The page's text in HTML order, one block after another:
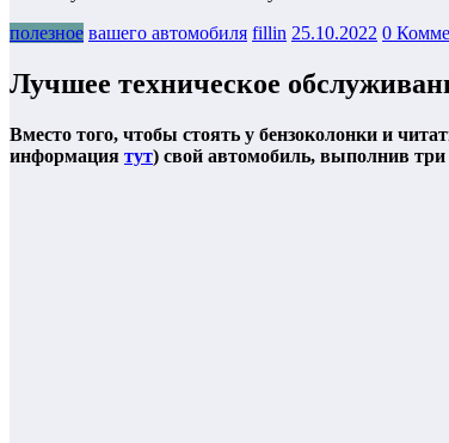
полезное вашего автомобиля fillin 25.10.2022 0
Лучшее техническое
Вместо того, чтобы стоять у бензоколонки и
информация тут) свой автомобиль, выполнив